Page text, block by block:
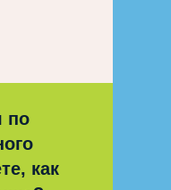
по
как